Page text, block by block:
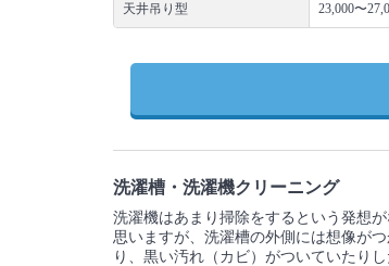
天井吊り型 23,000〜
洗濯槽・洗濯機クリーニング
洗濯機はあまり掃除をするという発想
思いますが、洗濯槽の外側には想像が
り、黒い汚れ（カビ）がついていたり